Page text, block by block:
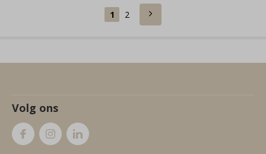
1 2
Volg ons